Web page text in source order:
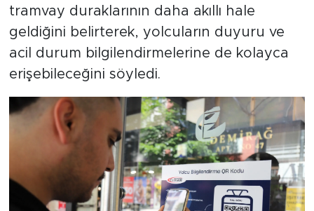
tramvay duraklarının daha akıllı hale
geldiğini belirterek, yolcuların duyuru ve
acil durum bilgilendirmelerine de kolayca
erişebileceğini söyledi.